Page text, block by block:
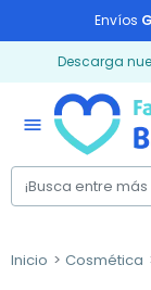
Envíos
Descarga
menu
Inicio Cosmética